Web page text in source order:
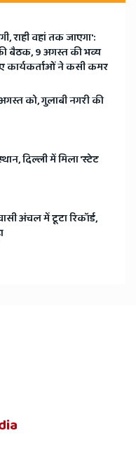
राही वहां तक जाएगा':
बैठक, 9 अगस्त की भव्य
कार्यकर्ताओं ने कसी कमर
को, गुलाबी नगरी की
दिल्ली में मिला 'स्टेट
अंचल में टूटा रिकॉर्ड,